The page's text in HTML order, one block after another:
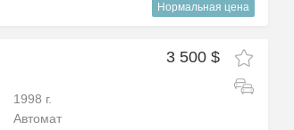
Нормальная цена
3 500 $
1998 г.
Автомат